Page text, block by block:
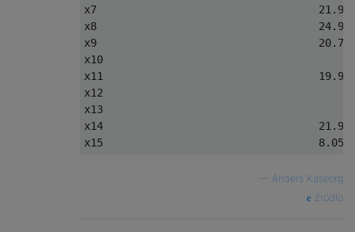
x7
x8
x9
x11
x14
x15
Anders Kaseorg
źródło